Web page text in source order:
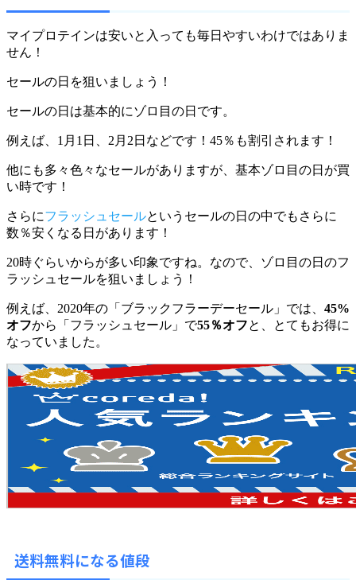
マイプロテインは安いと入っても毎日やすいわけではありま
せん！
セールの日を狙いましょう！
セールの日は基本的にゾロ目の日 です。
例えば、1月1日、2月2日などです！45％も割引されます！
他にも多々色々なセールがありますが、基本ゾロ目の日が買
い時です！
さらにフラッシュセールというセールの日の中でもさらに
数％安くなる日があります！
20時ぐらいからが多い印象ですね。なので、ゾロ目の日のフ
ラッシュセールを狙いましょう！
例えば、2020年の「ブラックフラーデーセール」では、 45%
オフから「フラッシュセール」で55％オフと、とてもお得に
なっていました。
送料無料になる値段